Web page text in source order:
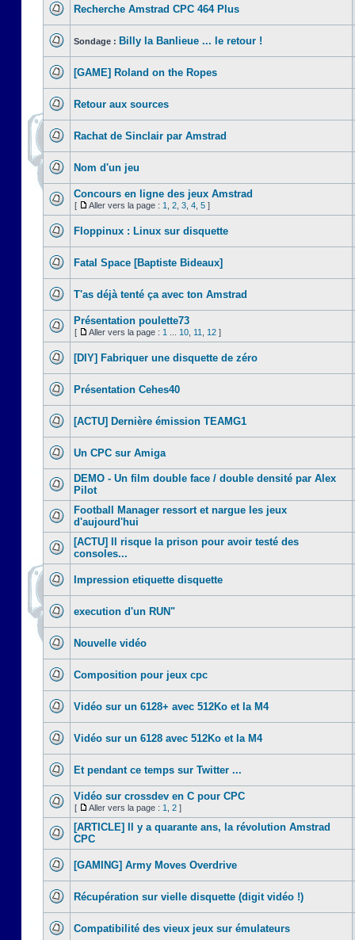
Recherche Amstrad CPC 464 Plus
Sondage : Billy la Banlieue ... le retour !
[GAME] Roland on the Ropes
Retour aux sources
Rachat de Sinclair par Amstrad
Nom d'un jeu
Concours en ligne des jeux Amstrad
[ Aller vers la page : 1 2 3 4 5 ]
Floppinux : Linux sur disquette
Fatal Space [Baptiste Bideaux]
T'as déjà tenté ça avec ton Amstrad
Présentation poulette73
[ Aller vers la page : 1 10 11 12 ]
[DIY] Fabriquer une disquette de zéro
Présentation Cehes40
[ACTU] Dernière émission TEAMG1
Un CPC sur Amiga
DEMO - Un film double face / double densité par Alex
Pilot
Football Manager ressort et nargue les jeux
d'aujourd'hui
[ACTU] Il risque la prison pour avoir testé des
consoles...
Impression etiquette disquette
execution d'un RUN"
Nouvelle vidéo
Composition pour jeux cpc
Vidéo sur un 6128+ avec 512Ko et la M4
Vidéo sur un 6128 avec 512Ko et la M4
Et pendant ce temps sur Twitter ...
Vidéo sur crossdev en C pour CPC
[ Aller vers la page : 1 2 ]
[ARTICLE] Il y a quarante ans, la révolution Amstrad
CPC
[GAMING] Army Moves Overdrive
Récupération sur vielle disquette (digit vidéo !)
Compatibilité des vieux jeux sur émulateurs